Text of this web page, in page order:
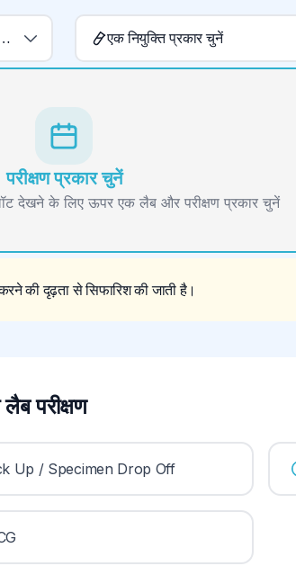
Centre Laboratory एक नियुक्ति प्रकार चुनें
परीक्षण प्रकार चुनें
देखने के लिए ऊपर एक लैब और परीक्षण प्रकार चुनें
की दृढ़ता से सिफारिश की जाती है।
परीक्षण
Up / Specimen Drop Off